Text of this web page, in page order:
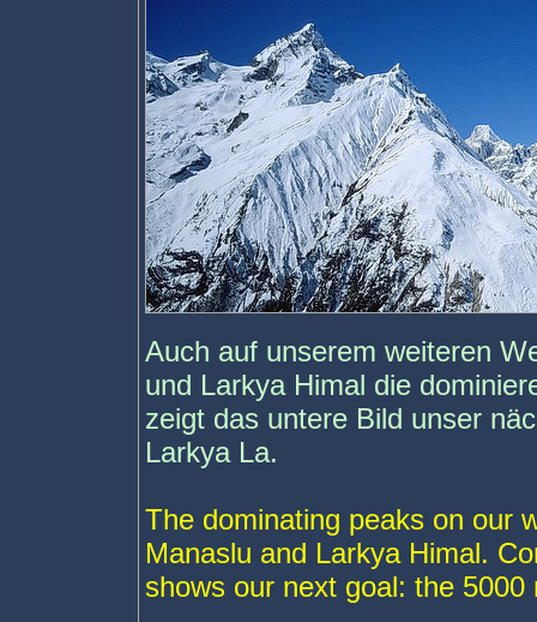
Auch auf unserem weiteren
und Larkya Himal die
zeigt das untere Bild unser
Larkya La.
The dominating peaks on our
Manaslu and Larkya Himal.
shows our next goal: the